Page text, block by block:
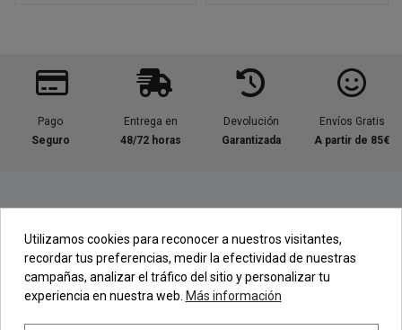
Pago
Seguro
Entrega en
48/72 horas
Devolución
Garantizada
Envíos Gratis
A partir de 85€
Contacta con nosotros
Regístrate en nuestra Newsletter
Utilizamos cookies para reconocer a nuestros visitantes,
recordar tus preferencias, medir la efectividad de nuestras
campañas, analizar el tráfico del sitio y personalizar tu
experiencia en nuestra web. Más información